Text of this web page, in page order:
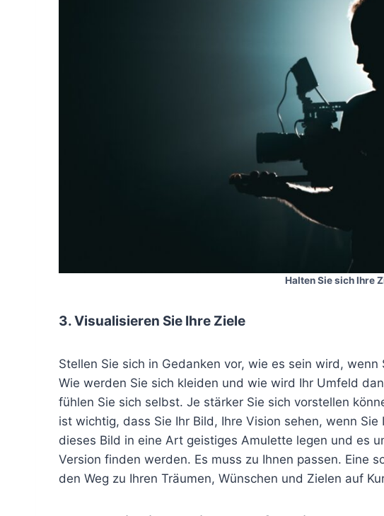
Halten Sie sich Ihre
3. Visualisieren Sie Ihre Ziele
Stellen Sie sich in Gedanken vor, wie es sein wird,
Wie werden Sie sich kleiden und wie wird Ihr Umfeld
fühlen Sie sich selbst. Je stärker Sie sich vorstellen
ist wichtig, dass Sie Ihr Bild, Ihre Vision sehen, wenn
dieses Bild in eine Art geistiges Amulette legen und es
Version finden werden. Es muss zu Ihnen passen. Eine
den Weg zu Ihren Träumen, Wünschen und Zielen auf